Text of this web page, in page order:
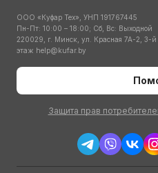
ООО «Куфар Тех», УНП 191767445
Пн-Пт: 10:00 – 18:00; Сб, Вс: Выходной
220029, г. Минск, ул. Красная 7А-2, 3-й
этаж help@kufar.by
Защита прав